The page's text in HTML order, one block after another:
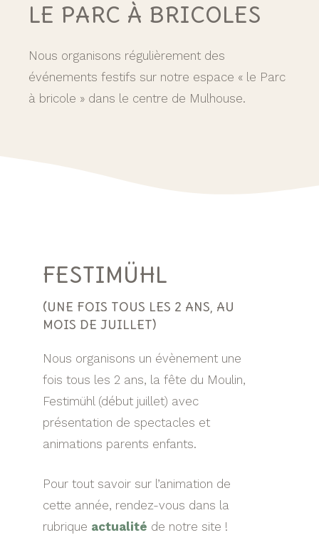
LE PARC À BRICOLES
Nous organisons régulièrement des
événements festifs sur notre espace « le Parc
à bricole » dans le centre de Mulhouse.
FESTIMÜHL
(UNE FOIS TOUS LES 2 ANS, AU
MOIS DE JUILLET)
Nous organisons un évènement une
fois tous les 2 ans, la fête du Moulin,
Festimühl (début juillet) avec
présentation de spectacles et
animations parents enfants.
Pour tout savoir sur l’animation de
cette année, rendez-vous dans la
rubrique actualité de notre site !